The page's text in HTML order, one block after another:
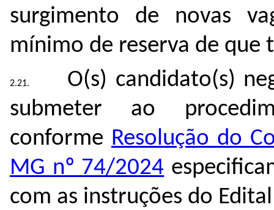
surgimento de novas
mínimo de reserva de que
O(s) candidato(s)
submeter ao
conforme Resolução do
MG nº 74/2024
com as instruções do